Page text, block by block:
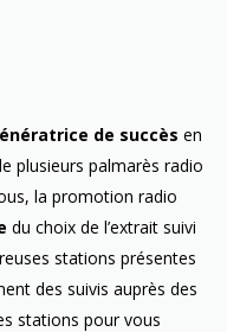
de succès en
plusieurs palmarès radio
la promotion radio
du choix de l’extrait suivi
stations présentes
des suivis auprès des
stations pour vous